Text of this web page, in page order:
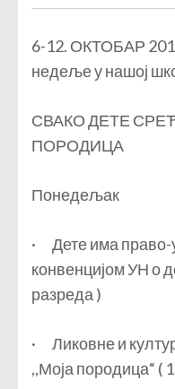
6-12. ОКТОБАР
недеље у нашој
СВАКО ДЕТЕ
ПОРОДИЦА
Понедељак
· Дете има право-
конвенцијом УН о
разреда )
· Ликовне и
,,Моја породица“ (